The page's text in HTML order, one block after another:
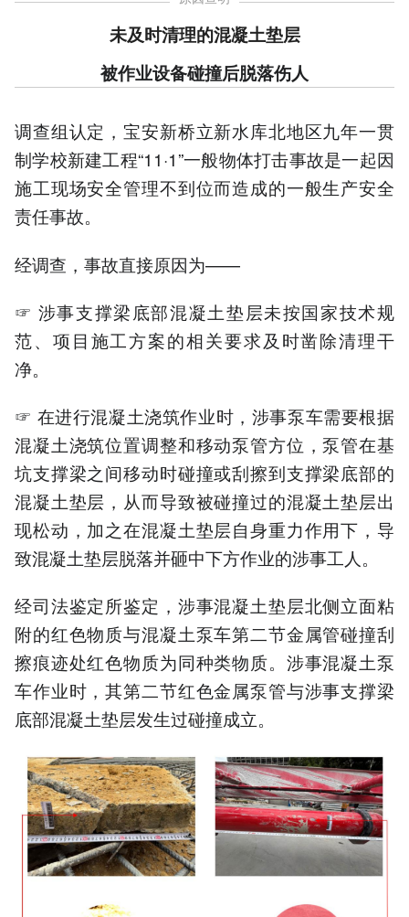
未及时清理的混凝土垫层
被作业设备碰撞后脱落伤人
调查组认定，宝安新桥立新水库北地区九年一贯
制学校新建工程“11·1”一般物体打击事故是一起因
施工现场安全管理不到位而造成的一般生产安全
责任事故。
经调查，事故直接原因为——
☞ 涉事支撑梁底部混凝土垫层未按国家技术规
范、项目施工方案的相关要求及时凿除清理干
净。
☞ 在进行混凝土浇筑作业时，涉事泵车需要根据
混凝土浇筑位置调整和移动泵管方位，泵管在基
坑支撑梁之间移动时碰撞或刮擦到支撑梁底部的
混凝土垫层，从而导致被碰撞过的混凝土垫层出
现松动，加之在混凝土垫层自身重力作用下，导
致混凝土垫层脱落并砸中下方作业的涉事工人。
经司法鉴定所鉴定，涉事混凝土垫层北侧立面粘
附的红色物质与混凝土泵车第二节金属管碰撞刮
擦痕迹处红色物质为同种类物质。涉事混凝土泵
车作业时，其第二节红色金属泵管与涉事支撑梁
底部混凝土垫层发生过碰撞成立。